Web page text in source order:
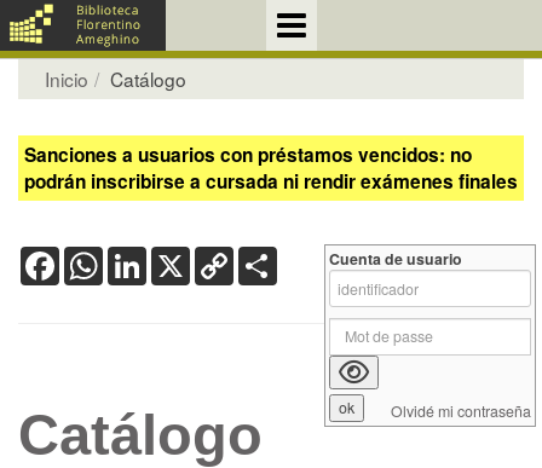
Inicio Catálogo
Sanciones a usuarios con préstamos vencidos: no
podrán inscribirse a cursada ni rendir exámenes finales
FacebookWhatsApp
LinkedIn
X Copy
Link
Catálogo
Cuenta de usuario
Olvidé mi contraseña